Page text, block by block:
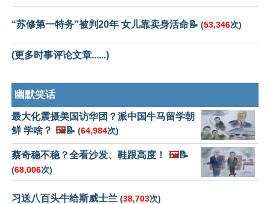
“苏修第一特务”被判20年 女儿靠卖身活命📝 (53,346次)
(更多时事评论文章......)
幽默笑话
最大化震摄美国访华团？派中国牛马留学朝
鲜 学啥？ 🖼️📝 (64,984次)
蔡奇稳不稳？全看沙发、鞋跟高度！ 🖼️📝
(68,006次)
习送八百头牛给斯威士兰 (38,703次)